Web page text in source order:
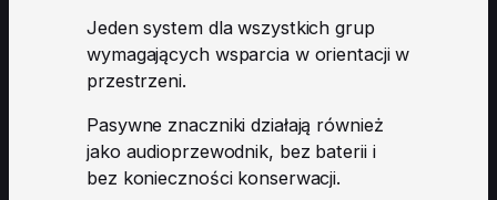
Jeden system dla wszystkich grup
wymagających wsparcia w orientacji w
przestrzeni.
Pasywne znaczniki działają również
jako audioprzewodnik, bez baterii i
bez konieczności konserwacji.